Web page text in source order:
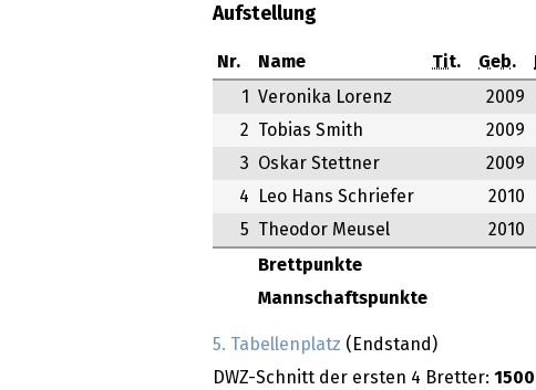
Aufstellung
Nr. Name Tit. Geb.
Brettpunkte
Mannschaftspunkte
1 Veronika Lorenz 2009
2
Tobias Smith 2009
3
Oskar Stettner 2009
4
Leo Hans Schriefer 2010
5
Theodor Meusel 2010
5. Tabellenplatz (Endstand)
DWZ-Schnitt der ersten 4 Bretter: 1500